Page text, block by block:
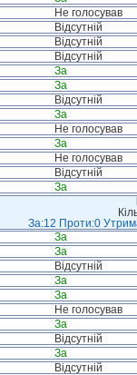
Не голосував
Відсутній
Відсутній
Відсутній
За
За
Відсутній
За
Не голосував
За
Не голосував
Відсутній
За
За:12 Проти:0
За
За
Відсутній
За
За
Не голосував
За
Відсутній
За
Відсутній